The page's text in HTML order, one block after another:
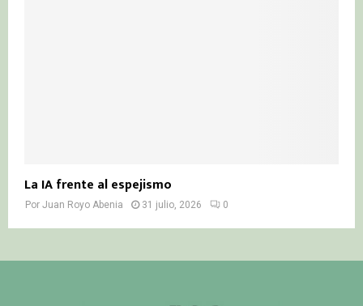
La IA frente al espejismo
Por Juan Royo Abenia 31 julio, 2026 0